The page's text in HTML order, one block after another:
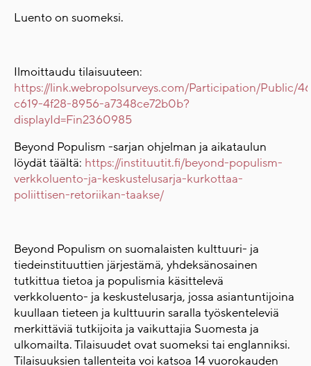
Luento on suomeksi.
Ilmoittaudu tilaisuuteen:
https://link.webropolsurveys.com/Participation/Public/
c619-4f28-8956-a7348ce72b0b?
displayId=Fin2360985
Beyond Populism -sarjan ohjelman ja aikataulun
löydät täältä: https://instituutit.fi/beyond-populism-
verkkoluento-ja-keskustelusarja-kurkottaa-
poliittisen-retoriikan-taakse/
Beyond Populism on suomalaisten kulttuuri- ja
tiedeinstituuttien järjestämä, yhdeksänosainen
tutkittua tietoa ja populismia käsittelevä
verkkoluento- ja keskustelusarja, jossa asiantuntijoina
kuullaan tieteen ja kulttuurin saralla työskenteleviä
merkittäviä tutkijoita ja vaikuttajia Suomesta ja
ulkomailta. Tilaisuudet ovat suomeksi tai englanniksi.
Tilaisuuksien tallenteita voi katsoa 14 vuorokauden